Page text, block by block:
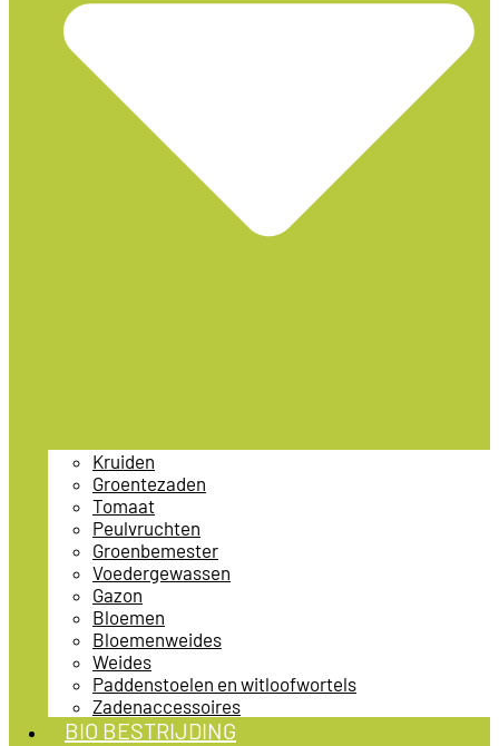
Kruiden
Groentezaden
Tomaat
Peulvruchten
Groenbemester
Voedergewassen
Gazon
Bloemen
Bloemenweides
Weides
Paddenstoelen en witloofwortels
Zadenaccessoires
BIO BESTRIJDING